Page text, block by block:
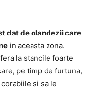
dat de olandezii care
in aceasta zona.
la stancile foarte
pe timp de furtuna,
si sa le